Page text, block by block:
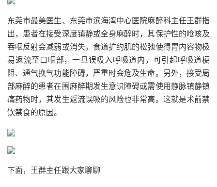
东莞市最美医生、东莞市滨海湾中心医院麻醉科主任王群指
出，患者在接受深度镇静或全身麻醉时，其保护性的呛咳及
吞咽反射会减弱或消失。食道扩约肌的松弛使得胃内容物极
易返流至口咽部，一旦误吸入呼吸道内，可引起呼吸道梗
阻、通气换气功能障碍，严重时会危及生命。另外，接受局
部麻醉的患者在围麻醉期发生意识障碍或需使用静脉镇静镇
痛药物时，其发生返流误吸的风险也非常高。这就是术前禁
饮禁食的原因。
下面，王群主任跟大家聊聊